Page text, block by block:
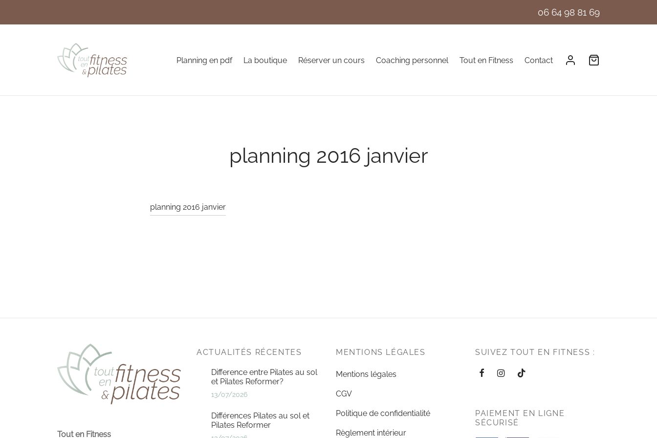
06 64 98 81 69
Planning en pdf La boutique Réserver un cours Coaching personnel Tout en Fitness Contact
planning 2016 janvier
planning 2016 janvier
Tout en Fitness
ACTUALITÉS RÉCENTES
Difference entre Pilates au sol
et Pilates Reformer?
13/07/2026
Différences Pilates au sol et
Pilates Reformer
MENTIONS LÉGALES
Mentions légales
CGV
Politique de confidentialité
Règlement intérieur
SUIVEZ TOUT EN FITNESS :
PAIEMENT EN LIGNE
SÉCURISÉ